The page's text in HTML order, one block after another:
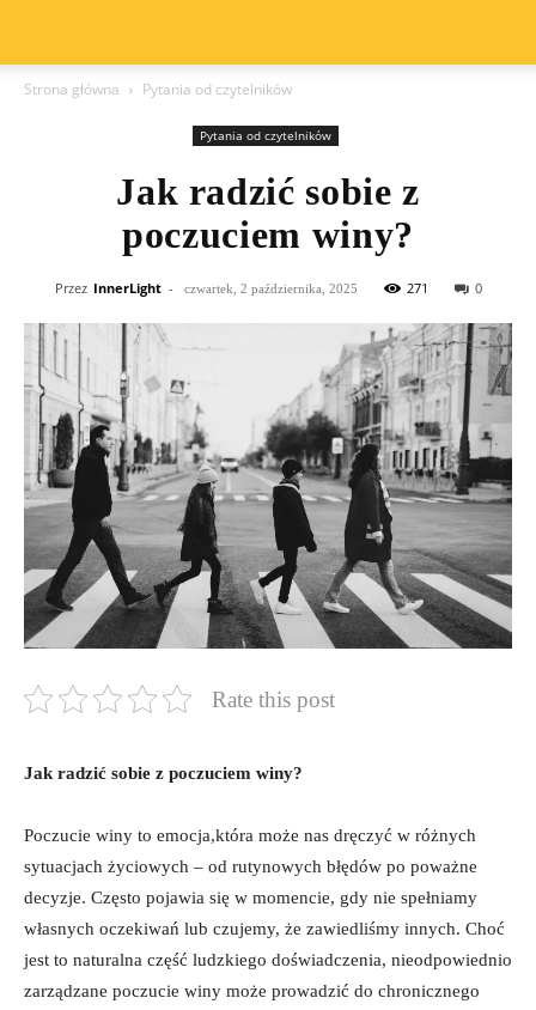
Strona główna Pytania od czytelników
Pytania od czytelników
Jak radzić sobie z
poczuciem winy?
Przez InnerLight - czwartek, 2 października, 2025 271 0
Rate this post
Jak radzić sobie z​ poczuciem winy?
Poczucie winy to emocja,która może nas⁤ dręczyć​ w różnych
sytuacjach życiowych – od‌ rutynowych błędów po⁤ poważne‌
decyzje. Często pojawia się w momencie, gdy​ nie spełniamy
własnych oczekiwań lub czujemy, że‌ zawiedliśmy innych. Choć
jest to naturalna część ludzkiego doświadczenia, nieodpowiednio
zarządzane poczucie winy może prowadzić do chronicznego